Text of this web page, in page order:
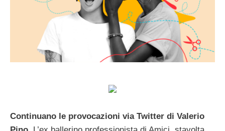
Continuano le provocazioni via Twitter di Valerio